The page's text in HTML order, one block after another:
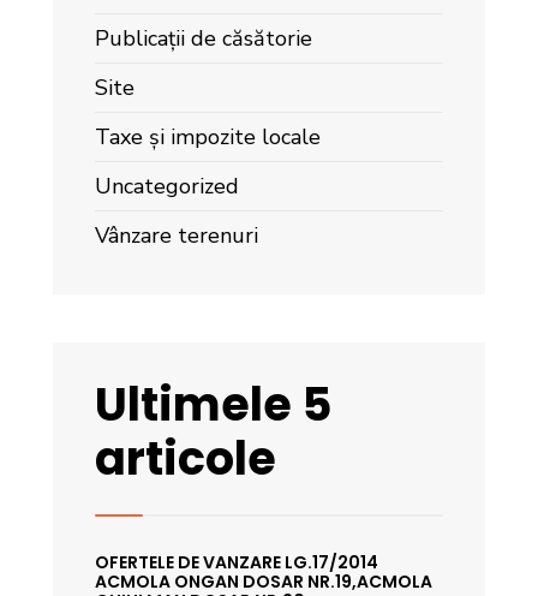
Publicații de căsătorie
Site
Taxe și impozite locale
Uncategorized
Vânzare terenuri
Ultimele 5
articole
OFERTELE DE VANZARE LG.17/2014
ACMOLA ONGAN DOSAR NR.19,ACMOLA